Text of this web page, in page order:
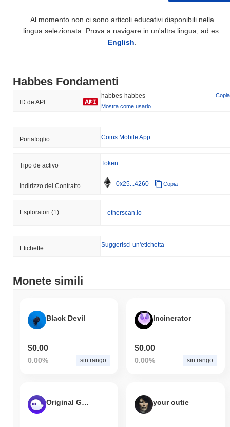
Al momento non ci sono articoli educativi disponibili nella
lingua selezionata. Prova a navigare in un'altra lingua, ad es.
English
Habbes Fondamenti
ID de API
habbes-habbes
Copia
Mostra come usarlo
Portafoglio Coins Mobile App
Tipo de activo Token
Indirizzo del Contratto 0x25...4260 Copia
Esploratori (1) etherscan.io
Etichette Suggerisci un'etichetta
Monete simili
Black Devil
$0.00
0.00% sin rango
Incinerator
$0.00
0.00% sin rango
Original Gangsters your outie